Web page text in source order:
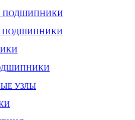
ПОДШИПНИКИ
ПОДШИПНИКИ
УЗЛЫ